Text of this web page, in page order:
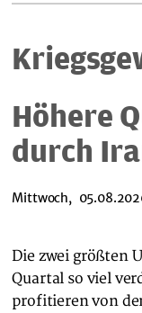
Höhere
durch
Mittwoch,
Die zwei größten
Quartal so viel
profitieren von